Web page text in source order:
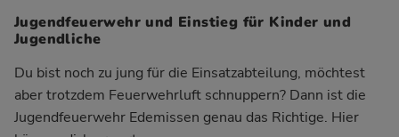
Jugendfeuerwehr und Einstieg für Kinder und
Jugendliche
Du bist noch zu jung für die Einsatzabteilung, möchtest
aber trotzdem Feuerwehrluft schnuppern? Dann ist die
Jugendfeuerwehr Edemissen genau das Richtige. Hier